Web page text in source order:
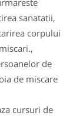
sanatatii,
corpului
de
de miscare
cursuri de